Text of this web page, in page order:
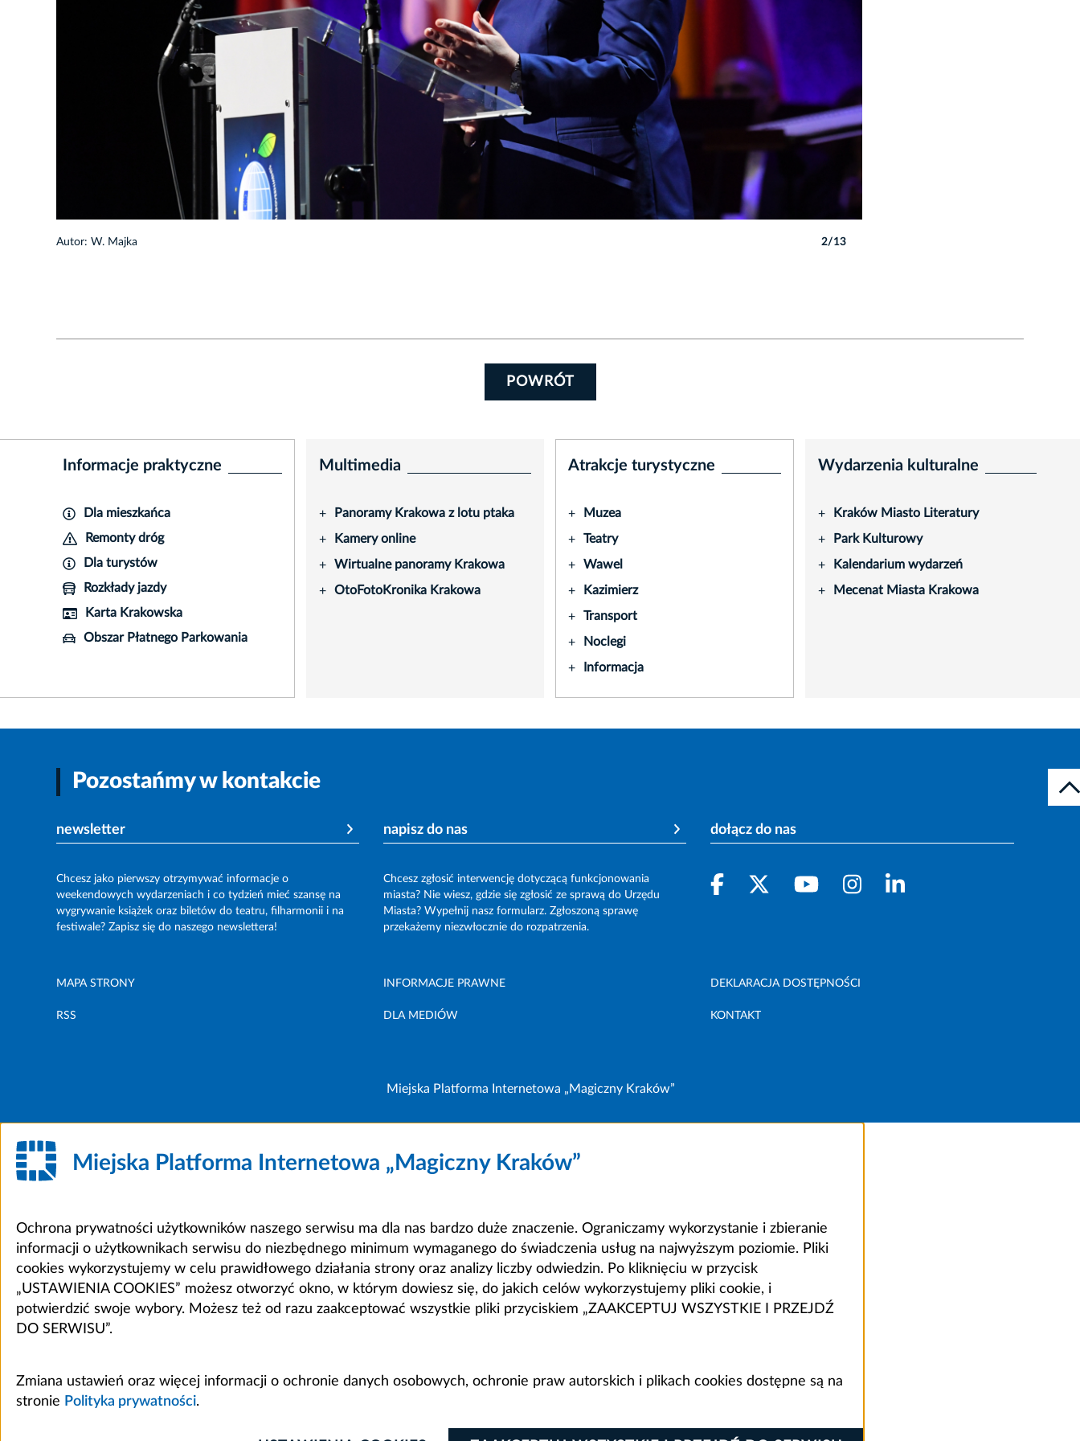
Autor: W. Majka 2/13
POWRÓT
Informacje praktyczne
Dla mieszkańca
Remonty dróg
Dla turystów
Rozkłady jazdy
Karta Krakowska
Obszar Płatnego Parkowania
Multimedia
+ Panoramy Krakowa z lotu ptaka
+ Kamery online
+ Wirtualne panoramy Krakowa
+ OtoFotoKronika Krakowa
Atrakcje turystyczne
+ Muzea
+ Teatry
+ Wawel
+ Kazimierz
+ Transport
+ Noclegi
+ Informacja
Wydarzenia kulturalne
+ Kraków Miasto Literatury
+ Park Kulturowy
+ Kalendarium wydarzeń
+ Mecenat Miasta Krakowa
Pozostańmy w kontakcie
newsletter
Chcesz jako pierwszy otrzymywać informacje o
weekendowych wydarzeniach i co tydzień mieć szansę na
wygrywanie książek oraz biletów do teatru, filharmonii i na
festiwale? Zapisz się do naszego newslettera!
napisz do nas
Chcesz zgłosić interwencję dotyczącą funkcjonowania
miasta? Nie wiesz, gdzie się zgłosić ze sprawą do Urzędu
Miasta? Wypełnij nasz formularz. Zgłoszoną sprawę
przekażemy niezwłocznie do rozpatrzenia.
dołącz do nas
MAPA STRONY INFORMACJE PRAWNE DEKLARACJA DOSTĘPNOŚCI
RSS DLA MEDIÓW KONTAKT
Miejska Platforma Internetowa „Magiczny Kraków”
Miejska Platforma Internetowa „Magiczny Kraków”
Ochrona prywatności użytkowników naszego serwisu ma dla nas bardzo duże znaczenie. Ograniczamy wykorzystanie i zbieranie
informacji o użytkownikach serwisu do niezbędnego minimum wymaganego do świadczenia usług na najwyższym poziomie. Pliki
cookies wykorzystujemy w celu prawidłowego działania strony oraz analizy liczby odwiedzin. Po kliknięciu w przycisk
„USTAWIENIA COOKIES” możesz otworzyć okno, w którym dowiesz się, do jakich celów wykorzystujemy pliki cookie, i
potwierdzić swoje wybory. Możesz też od razu zaakceptować wszystkie pliki przyciskiem „ZAAKCEPTUJ WSZYSTKIE I PRZEJDŹ
DO SERWISU”.
Zmiana ustawień oraz więcej informacji o ochronie danych osobowych, ochronie praw autorskich i plikach cookies dostępne są na
stronie Polityka prywatności.